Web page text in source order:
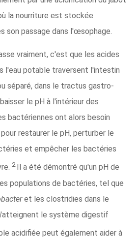
la nourriture est stockée
son passage dans l'œsophage.
vraiment, c'est que les acides
l'eau potable traversent l'intestin
séparé, dans le tractus gastro-
le pH à l'intérieur des
bactériennes ont alors besoin
restaurer le pH, perturber le
et empêcher les bactéries
2
Il a été démontré qu'un pH de
populations de bactéries, tel que
et les clostridies dans le
le système digestif
acidifiée peut également aider à